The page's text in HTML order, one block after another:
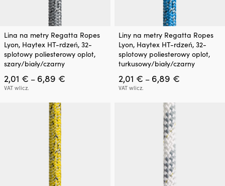
Ten
produkt
ma
wiele
wariantów.
Opcje
można
Lina na metry Regatta Ropes
Lyon, Haytex HT-rdzeń, 32-
splotowy poliesterowy oplot,
szary/biały/czarny
2,01 € – 6,89 €
VAT wlicz.
Ten
produkt
ma
wiele
wariantów.
Opcje
można
Liny na metry Regatta Ropes
Lyon, Haytex HT-rdzeń, 32-
splotowy poliesterowy oplot,
turkusowy/biały/czarny
2,01 € – 6,89 €Zakres
VAT wlicz.